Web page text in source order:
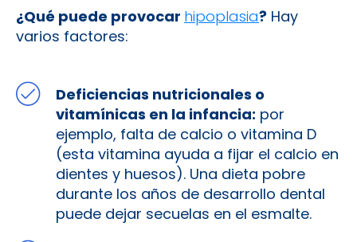
¿Qué puede provocar hipoplasia? Hay
varios factores:
Deficiencias nutricionales o
vitamínicas en la infancia: por
ejemplo, falta de calcio o vitamina D
(esta vitamina ayuda a fijar el calcio en
dientes y huesos). Una dieta pobre
durante los años de desarrollo dental
puede dejar secuelas en el esmalte.